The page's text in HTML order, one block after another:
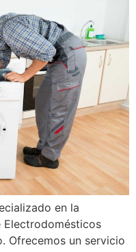
en la
Electrodomésticos
Ofrecemos un servicio